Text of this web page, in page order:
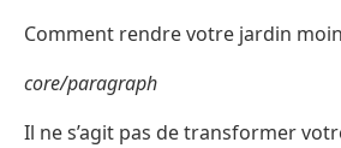
Comment rendre votre jardin
core/paragraph
Il ne s’agit pas de transformer